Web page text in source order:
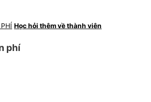
Học hỏi thêm về thành viên
phí